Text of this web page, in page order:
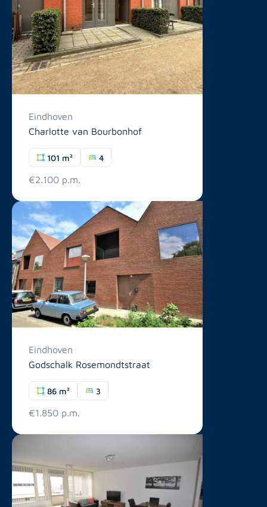
Eindhoven
Charlotte van Bourbonhof
101 m² 4
€2.100 p.m.
Eindhoven
Godschalk Rosemondtstraat
86 m² 3
€1.850 p.m.